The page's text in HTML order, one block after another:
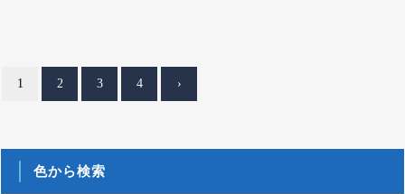
1 2 3 4 ›
色から検索